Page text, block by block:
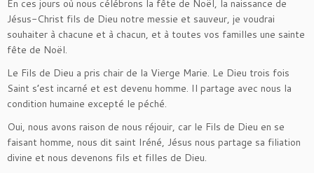
En ces jours où nous célébrons la fête de Noël, la naissance de
Jésus-Christ fils de Dieu notre messie et sauveur, je voudrai
souhaiter à chacune et à chacun, et à toutes vos familles une sainte
fête de Noël.
Le Fils de Dieu a pris chair de la Vierge Marie. Le Dieu trois fois
Saint s’est incarné et est devenu homme. Il partage avec nous la
condition humaine excepté le péché.
Oui, nous avons raison de nous réjouir, car le Fils de Dieu en se
faisant homme, nous dit saint Iréné, Jésus nous partage sa filiation
divine et nous devenons fils et filles de Dieu.